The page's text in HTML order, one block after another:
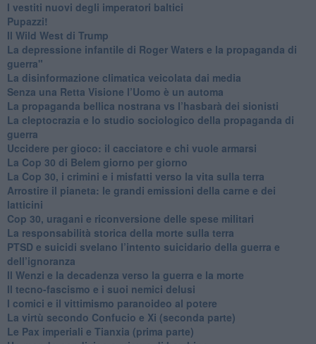
​I vestiti nuovi degli imperatori baltici
​Pupazzi!
​Il Wild West di Trump
​La depressione infantile di Roger Waters e la propaganda di
guerra"
​La disinformazione climatica veicolata dai media
Senza una Retta Visione l’Uomo è un automa
​La propaganda bellica nostrana vs l’hasbarà dei sionisti
​La cleptocrazia e lo studio sociologico della propaganda di
guerra
​Uccidere per gioco: il cacciatore e chi vuole armarsi
​La Cop 30 di Belem giorno per giorno
La Cop 30, i crimini e i misfatti verso la vita sulla terra
Arrostire il pianeta: le grandi emissioni della carne e dei
latticini
​Cop 30, uragani e riconversione delle spese militari
La responsabilità storica della morte sulla terra
PTSD e suicidi svelano l’intento suicidario della guerra e
dell’ignoranza
Il Wenzi e la decadenza verso la guerra e la morte
​Il tecno-fascismo e i suoi nemici delusi
​I comici e il vittimismo paranoideo al potere
​La virtù secondo Confucio e Xi (seconda parte)
Le Pax imperiali e Tianxia (prima parte)